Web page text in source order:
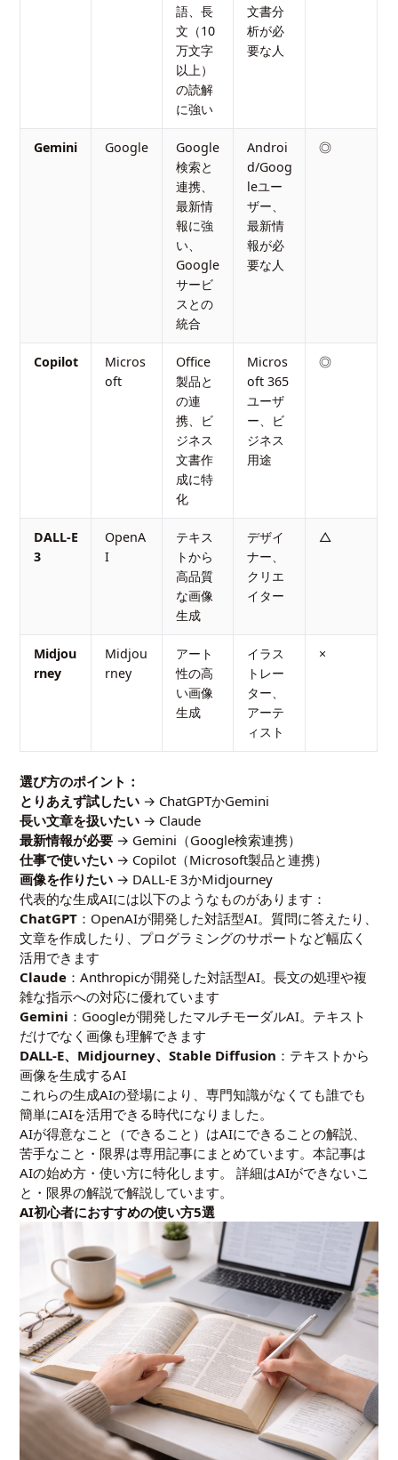
語、長
文（10
万文字
以上）
の読解
に強い
文書分
析が必
要な人
Gemini Google
Google
検索と
連携、
最新情
報に強
い、
Google
サービ
スとの
統合
Androi
d/Goog
leユー
ザー、
最新情
報が必
要な人
◎
Copilot
Micros
oft
Office
製品と
の連
携、ビ
ジネス
文書作
成に特
化
Micros
oft 365
ユーザ
ー、ビ
ジネス
用途
◎
DALL-E
3
OpenA
I
テキス
トから
高品質
な画像
生成
デザイ
ナー、
クリエ
イター
△
Midjou
rney
Midjou
rney
アート
性の高
い画像
生成
イラス
トレー
ター、
アーテ
ィスト
×
選び方のポイント：
とりあえず試したい → ChatGPTかGemini
長い文章を扱いたい → Claude
最新情報が必要 → Gemini（Google検索連携）
仕事で使いたい → Copilot（Microsoft製品と連携）
画像を作りたい → DALL-E 3かMidjourney
代表的な生成AIには以下のようなものがあります：
ChatGPT ：OpenAIが開発した対話型AI。質問に答えたり、
文章を作成したり、プログラミングのサポートなど幅広く
活用できます
Claude ：Anthropicが開発した対話型AI。長文の処理や複
雑な指示への対応に優れています
Gemini ：Googleが開発したマルチモーダルAI。テキスト
だけでなく画像も理解できます
DALL-E、Midjourney、Stable Diffusion ：テキストから
画像を生成するAI
これらの生成AIの登場により、専門知識がなくても誰でも
簡単にAIを活用できる時代になりました。
AIが得意なこと（できること）はAIにできることの解説
苦手なこと・限界は専用記事にまとめています。本記事は
AIの始め方・使い方に特化します。 詳細はAIができないこ
と・限界の解説で解説しています。
AI初心者におすすめの使い方5選